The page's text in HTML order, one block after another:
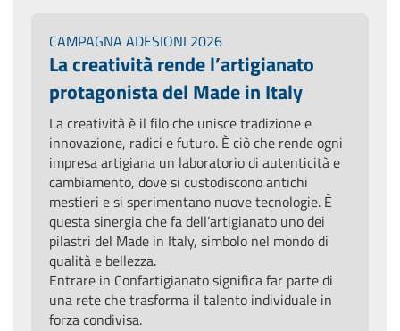
CAMPAGNA ADESIONI 2026
La creatività rende l’artigianato
protagonista del Made in Italy
La creatività è il filo che unisce tradizione e
innovazione, radici e futuro. È ciò che rende ogni
impresa artigiana un laboratorio di autenticità e
cambiamento, dove si custodiscono antichi
mestieri e si sperimentano nuove tecnologie. È
questa sinergia che fa dell’artigianato uno dei
pilastri del Made in Italy, simbolo nel mondo di
qualità e bellezza.
Entrare in Confartigianato significa far parte di
una rete che trasforma il talento individuale in
forza condivisa.